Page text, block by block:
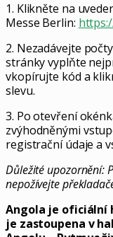
1. Klikněte na
Messe Berlin:
2. Nezadávejte
stránky vyplňte
vkopírujte kód a
slevu.
3. Po otevření
zvýhodněnými
registrační údaje a
Důležité upozornění:
nepožívejte
Angola je oficiální
je zastoupena v